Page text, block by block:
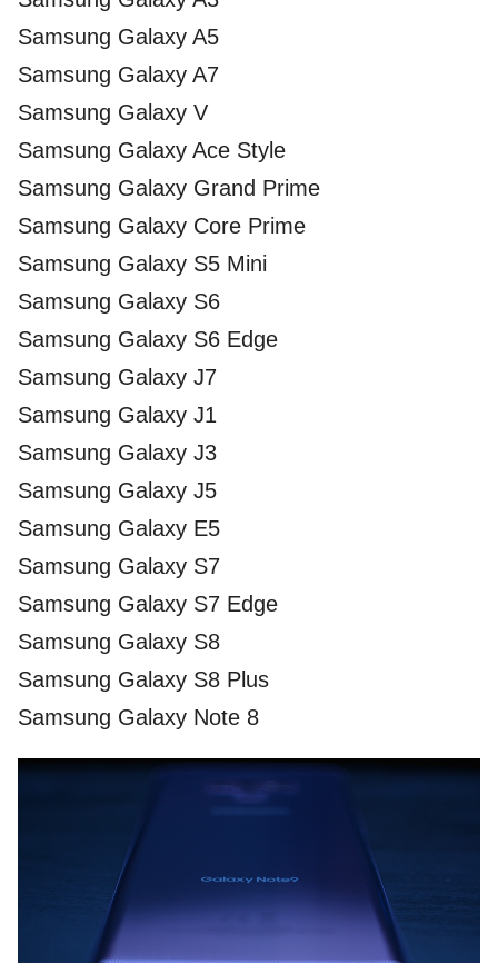
Samsung Galaxy A5
Samsung Galaxy A7
Samsung Galaxy V
Samsung Galaxy Ace Style
Samsung Galaxy Grand Prime
Samsung Galaxy Core Prime
Samsung Galaxy S5 Mini
Samsung Galaxy S6
Samsung Galaxy S6 Edge
Samsung Galaxy J7
Samsung Galaxy J1
Samsung Galaxy J3
Samsung Galaxy J5
Samsung Galaxy E5
Samsung Galaxy S7
Samsung Galaxy S7 Edge
Samsung Galaxy S8
Samsung Galaxy S8 Plus
Samsung Galaxy Note 8